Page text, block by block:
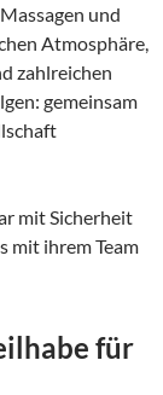
und
Atmosphäre,
zahlreichen
gemeinsam
mit Sicherheit
mit ihrem Team
für